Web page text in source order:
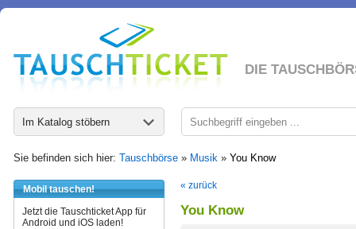
DIE
Im Katalog stöbern
Sie befinden sich hier: Tauschbörse » Musik » You Know
Mobil tauschen!
Jetzt die Tauschticket App für
Android und iOS laden!
« zurück
You Know